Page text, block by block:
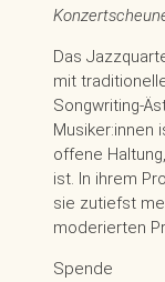
Das
mit
Songwriting-
Musiker:innen
offene
ist. In ihrem
sie zutiefst
moderierten
Spende